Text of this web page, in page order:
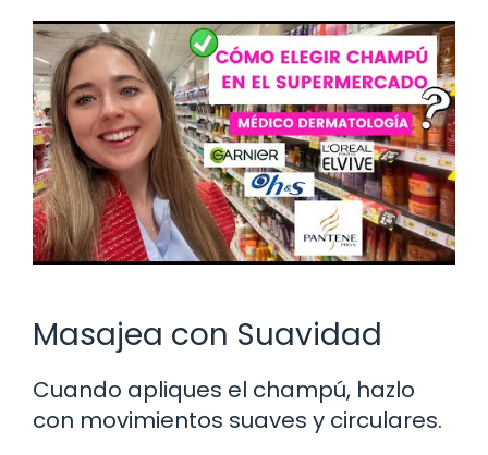
Masajea con Suavidad
Cuando apliques el champú, hazlo
con movimientos suaves y circulares.